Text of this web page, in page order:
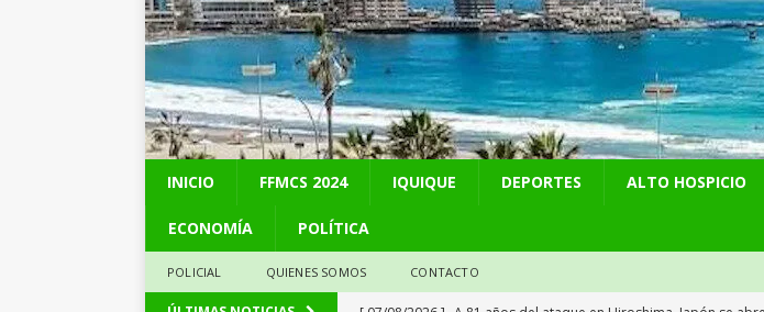
INICIO FFMCS 2024 IQUIQUE DEPORTES ALTO HOSPICIO
ECONOMÍA POLÍTICA
POLICIAL QUIENES SOMOS CONTACTO